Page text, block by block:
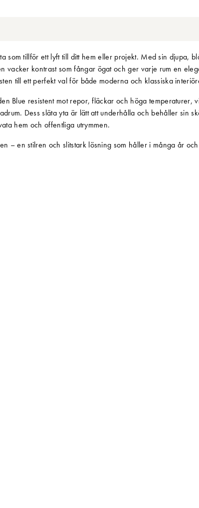
som tillför ett lyft till ditt hem eller projekt. Med sin djupa,
vacker kontrast som fångar ögat och ger varje rum en
till ett perfekt val för både moderna och klassiska
Blue resistent mot repor, fläckar och höga temperaturer,
Dess släta yta är lätt att underhålla och behåller sin
hem och offentliga utrymmen.
– en stilren och slitstark lösning som håller i många år